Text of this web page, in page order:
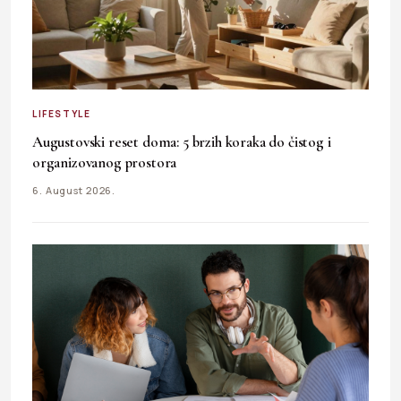
LIFESTYLE
Augustovski reset doma: 5 brzih koraka do čistog i
organizovanog prostora
6. August 2026.